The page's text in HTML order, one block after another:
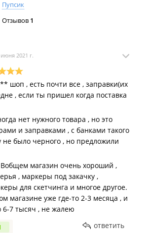
Пупсик
Отзывов 1
2021 г.
шоп , есть почти все , заправки(их
, если ты пришел когда поставка
нет нужного товара , но это
и заправками , с банками такого
не было черного , но предложили
Вобщем магазин очень хороший ,
, маркеры под закачку ,
для скетчинга и многое другое.
магазине уже где-то 2-3 месяца , и
6-7 тысяч , не жалею
ответить